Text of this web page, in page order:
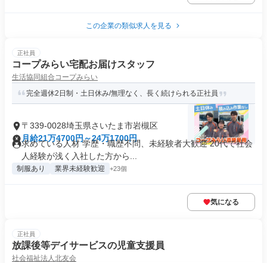
この企業の類似求人を見る
正社員
コープみらい宅配お届けスタッフ
生活協同組合コープみらい
完全週休2日制・土日休み/無理なく、長く続けられる正社員
〒339-0028埼玉県さいたま市岩槻区
月給21万4700円～24万1700円
求めている人材 学歴・職歴不問、未経験者大歓迎 20代で社会
人経験が浅く入社した方から...
制服あり 業界未経験歓迎 +23個
気になる
正社員
放課後等デイサービスの児童支援員
社会福祉法人北友会